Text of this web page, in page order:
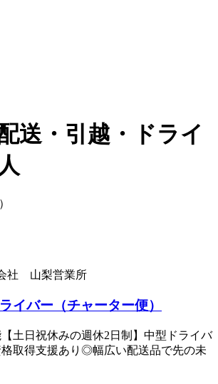
送・引越・ドライ
社 山梨営業所
イバー（チャーター便）
土日祝休みの週休2日制】中型ドライバ
取得支援あり◎幅広い配送品で先の未